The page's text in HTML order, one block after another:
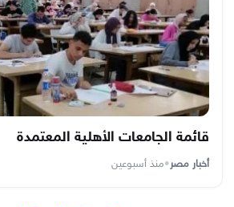
قائمة الجامعات الأهلية المعتمدة
أخبار مصر•منذ أسبوعين